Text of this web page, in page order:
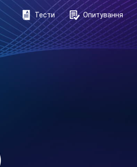
Тести Опитування